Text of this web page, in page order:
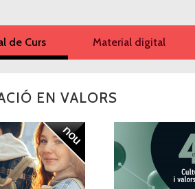
de Curs (pestanya activa)Material digital
EN VALORS